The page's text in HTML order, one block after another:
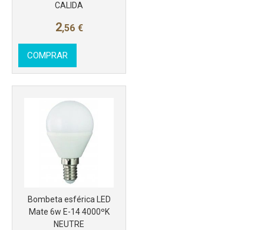
CALIDA
2,56 €
COMPRAR
Bombeta esférica LED
Mate 6w E-14 4000ºK
NEUTRE
Más info